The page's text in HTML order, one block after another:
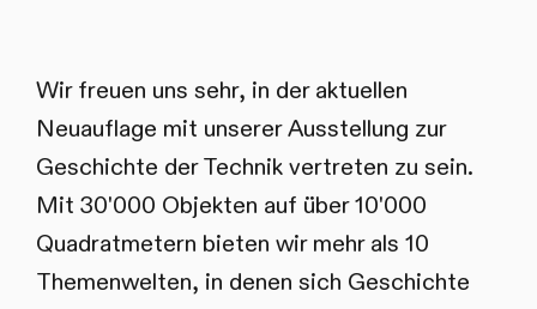
Wir freuen uns sehr, in der aktuellen
Neuauflage mit unserer Ausstellung zur
Geschichte der Technik vertreten zu sein.
Mit 30'000 Objekten auf über 10'000
Quadratmetern bieten wir mehr als 10
Themenwelten, in denen sich Geschichte